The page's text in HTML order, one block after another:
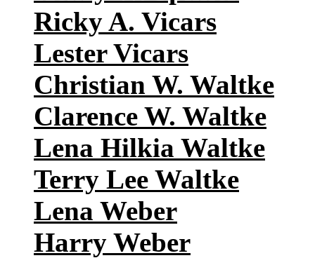
Ricky A. Vicars
Lester Vicars
Christian W. Waltke
Clarence W. Waltke
Lena Hilkia Waltke
Terry Lee Waltke
Lena Weber
Harry Weber